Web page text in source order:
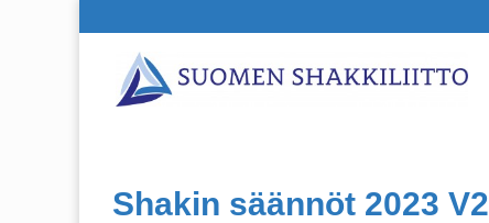
Shakin säännöt 2023 V2